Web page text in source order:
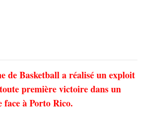
de Basketball a réalisé un exploit
première victoire dans un
à Porto Rico.